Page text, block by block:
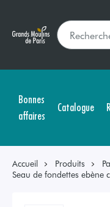
Bonnes
affaires
Catalogue
Accueil Produits
Seau de fondettes ebène